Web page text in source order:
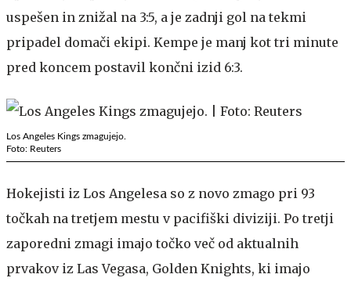
uspešen in znižal na 3:5, a je zadnji gol na tekmi
pripadel domači ekipi. Kempe je manj kot tri minute
pred koncem postavil končni izid 6:3.
Los Angeles Kings zmagujejo.
Foto: Reuters
Hokejisti iz Los Angelesa so z novo zmago pri 93
točkah na tretjem mestu v pacifiški diviziji. Po tretji
zaporedni zmagi imajo točko več od aktualnih
prvakov iz Las Vegasa, Golden Knights, ki imajo